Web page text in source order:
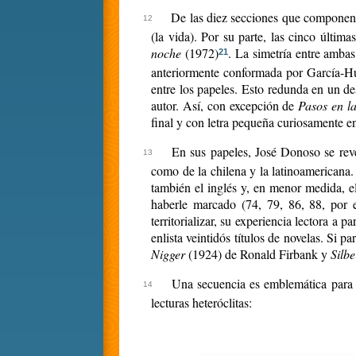
De las diez secciones que
(la vida). Por su parte, las cinco
noche (1972)21. La simetría entre
anteriormente conformada por García-
entre los papeles. Esto redunda en un
autor. Así, con excepción de Pasos en
final y con letra pequeña curiosamente
En sus papeles, José Donoso se
como de la chilena y la
también el inglés y, en menor medida,
haberle marcado (74, 79, 86, 88, por
territorializar, su experiencia lectora a
enlista veintidós títulos de novelas. Si
Nigger(1924) de Ronald Firbank y
Una secuencia es emblemática
lecturas heteróclitas: